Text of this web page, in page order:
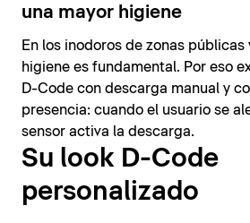
una mayor higiene
En los inodoros de zonas
higiene es fundamental. Por eso
D-Code con descarga manual y
presencia: cuando el usuario se
sensor activa la descarga.
Su look D-Code
personalizado